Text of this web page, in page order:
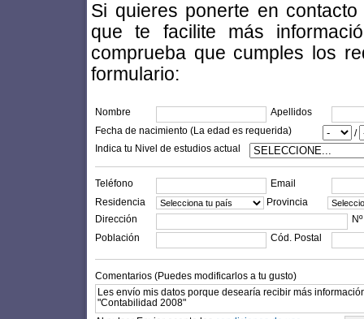
Si quieres ponerte en
que te facilite más
comprueba que cumples los
formulario:
Nombre
Apellidos
Fecha de nacimiento (La edad es requerida)
/
Indica tu Nivel de estudios actual
Teléfono
Email
Residencia
Provincia
Dirección
Nº
Población
Cód. Postal
Comentarios (Puedes modificarlos a tu gusto)